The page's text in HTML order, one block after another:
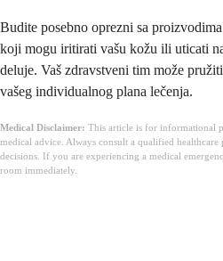
Budite posebno oprezni sa
koji mogu iritirati vašu kožu ili uticati
deluje. Vaš zdravstveni tim može
vašeg individualnog plana lečenja.
Medical Disclaimer: This article is for informational
medical advice. Always consult a qualified
decisions. If you are experiencing a medical
room immediately.